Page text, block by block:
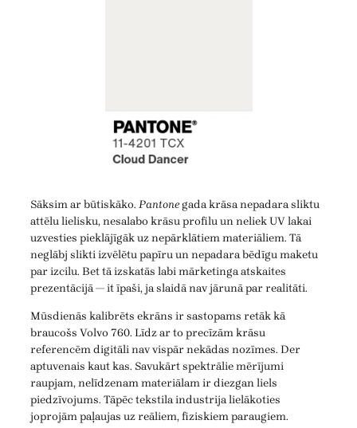
Sāksim ar būtiskāko. Pantonegada krāsa nepadara sliktu
attēlu lielisku, nesalabo krāsu profilu un neliek UV lakai
uzvesties pieklājīgāk uz nepārklātiem materiāliem. Tā
neglābj slikti izvēlētu papīru un nepadara bēdīgu maketu
par izcilu. Bet tā izskatās labi mārketinga atskaites
prezentācijā — it īpaši, ja slaidā nav jārunā par realitāti.
Mūsdienās kalibrēts ekrāns ir sastopams retāk kā
braucošs Volvo 760. Līdz ar to precīzām krāsu
referencēm digitāli nav vispār nekādas nozīmes. Der
aptuvenais kaut kas. Savukārt spektrālie mērījumi
raupjam, nelīdzenam materiālam ir diezgan liels
piedzīvojums. Tāpēc tekstila industrija lielākoties
joprojām paļaujas uz reāliem, fiziskiem paraugiem.